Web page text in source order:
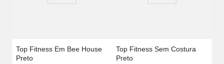
Top Fitness Em Bee House
Preto
Top Fitness Sem Costura
Preto